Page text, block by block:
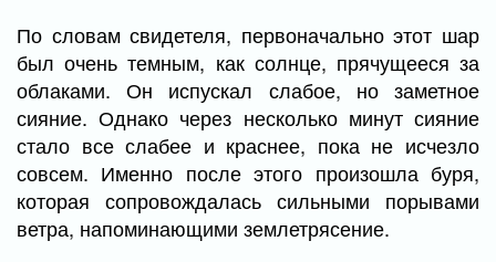
По словам свидетеля, первоначально этот шар
был очень темным, как солнце, прячущееся за
облаками. Он испускал слабое, но заметное
сияние. Однако через несколько минут сияние
стало все слабее и краснее, пока не исчезло
совсем. Именно после этого произошла буря,
которая сопровождалась сильными порывами
ветра, напоминающими землетрясение.